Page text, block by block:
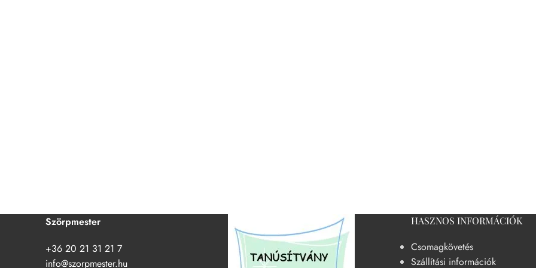
Szörpmester
+36 20 21 31 21 7
info@szorpmester.hu
HASZNOS INFORMÁCIÓK
Csomagkövetés
Szállítási információk